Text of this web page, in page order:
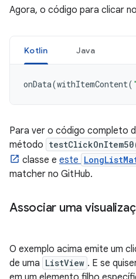
Agora, o código para clicar
Kotlin Java
onData(withItemContent(
Para ver o código completo
método
classe e este
matcher no GitHub.
Associar uma
O exemplo acima emite um
de uma ListView . E se